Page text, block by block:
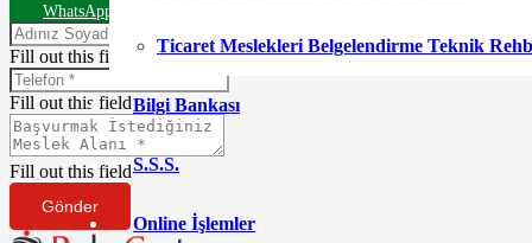
Ticaret Meslekleri Belgelendirme Teknik
Bilgi Bankası
S.S.S.
Online İşlemler
WhatsApp Destek Hattı
Fill out this field
Fill out this field
Fill out this field
Gönder